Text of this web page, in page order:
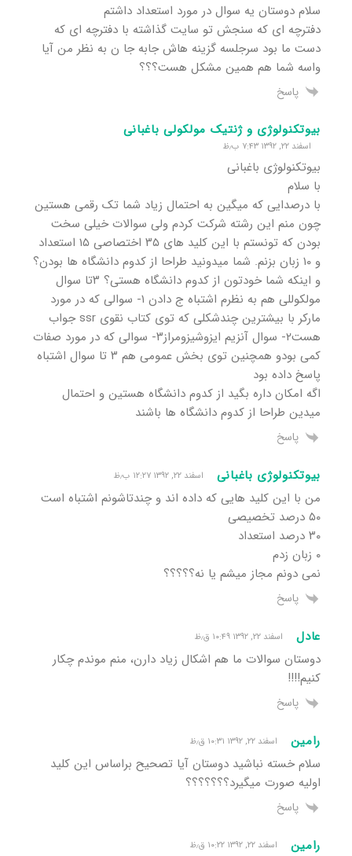
سلام دوستان یه سوال در مورد استعداد داشتم
دفترچه ای که سنجش تو سایت گذاشته با دفترچه ای که
دست ما بود سرجلسه گزینه هاش جابه جا ن به نظر من آیا
واسه شما هم همین مشکل هست؟؟؟
پاسخ
بیوتکنولوژی و ژنتیک مولکولی باغبانی
اسفند ۲۲, ۱۳۹۲ ۷:۴۳ ب٫ظ
بیوتکنولوژی باغبانی
با سلام
با درصدایی که میگین به احتمال زیاد شما تک رقمی هستین
چون منم این رشته شرکت کردم ولی سوالات خیلی سخت
بودن که تونستم با این کلید های ۳۵ اختصاصی ۱۵ استعداد
و ۱۰ زبان بزنم. شما میدونید طراحا از کدوم دانشگاه ها بودن؟
و اینکه شما خودتون از کدوم دانشگاه هستی؟ ۳تا سوال
مولکوللی هم به نظرم اشتباه ج دادن ۱- سوالی که در مورد
مارکر با بیشترین چندشکلی که توی کتاب نقوی ssr جواب
هست۲- سوال آنزیم ایزوشیزومراز۳- سوالی که در مورد صفات
کمی بودو همچنین توی بخش عمومی هم ۳ تا سوال اشتباه
پاسخ داده بود
اگه امکان داره بگید از کدوم دانشگاه هستین و احتمال
میدین طراحا از کدوم دانشگاه ها باشند
پاسخ
بیوتکنولوژی باغبانی اسفند ۲۲, ۱۳۹۲ ۱۲:۲۷ ب٫ظ
من با این کلید هایی که داده اند و چندتاشونم اشتباه است
۵۰ درصد تخصیصی
۳۰ درصد استعداد
۰ زبان زدم
نمی دونم مجاز میشم یا نه؟؟؟؟؟
پاسخ
عادل اسفند ۲۲, ۱۳۹۲ ۱۰:۴۹ ق٫ظ
دوستان سوالات ما هم اشکال زیاد دارن، منم موندم چکار
کنیم!!!!
پاسخ
رامین اسفند ۲۲, ۱۳۹۲ ۱۰:۳۱ ق٫ظ
سلام خسته نباشید دوستان آیا تصحیح براساس این کلید
اولیه صورت میگیرد؟؟؟؟؟؟؟
پاسخ
رامین اسفند ۲۲, ۱۳۹۲ ۱۰:۲۲ ق٫ظ